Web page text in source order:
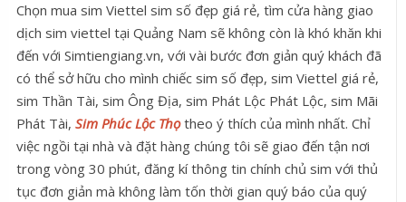
Chọn mua sim Viettel sim số đẹp giá rẻ, tìm cửa hàng giao
dịch sim viettel tại Quảng Nam sẽ không còn là khó khăn khi
đến với Simtiengiang.vn, với vài bước đơn giản quý khách đã
có thể sở hữu cho mình chiếc sim số đẹp, sim Viettel giá rẻ,
sim Thần Tài, sim Ông Địa, sim Phát Lộc Phát Lộc, sim Mãi
Phát Tài, Sim Phúc Lộc Thọtheo ý thích của mình nhất. Chỉ
việc ngồi tại nhà và đặt hàng chúng tôi sẽ giao đến tận nơi
trong vòng 30 phút, đăng kí thông tin chính chủ sim với thủ
tục đơn giản mà không làm tốn thời gian quý báo của quý